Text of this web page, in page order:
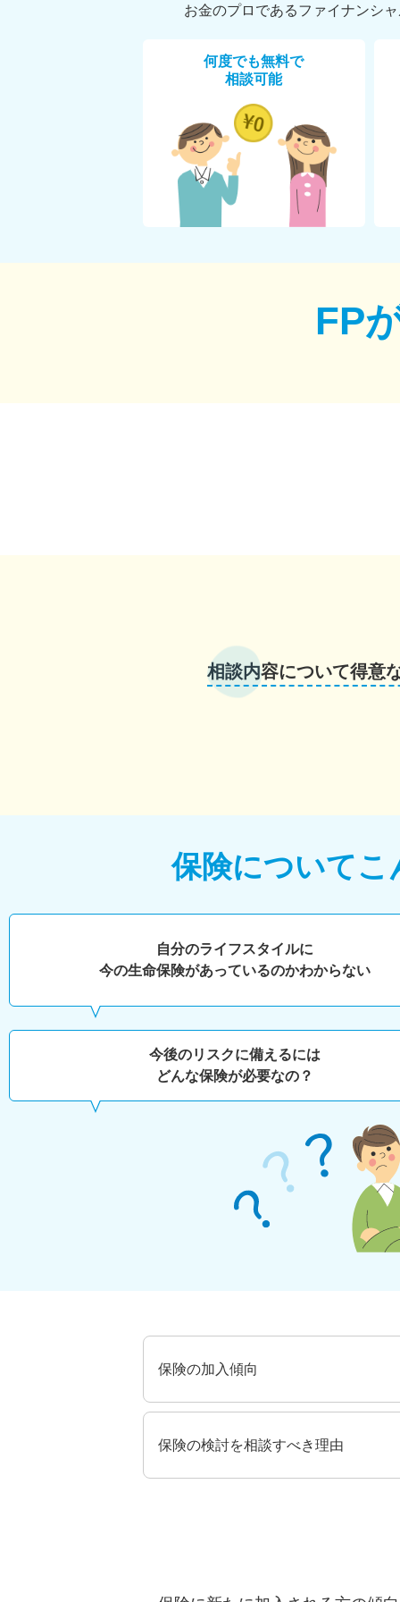
お金のプロであるファイナンシ
何度でも無料で
相談可能
FP
相談内容について得意
保険についてこ
自分のライフスタイルに
今の生命保険があっているのかわからない
今後のリスクに備えるには
どんな保険が必要なの？
保険の加入傾向
保険の検討を相談すべき理由